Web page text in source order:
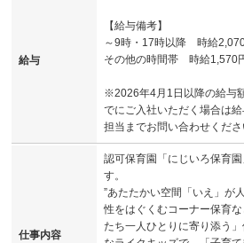
給与
【給与備考】
～9時・17時以降 時給
その他の時間帯 時給1,570
※2026年4月1日以降の給与
でにご入社いただく場合は
担当までお問い合わせくださ
仕事内容
認可保育園「にじいろ保育
す。
”あたたかい空間「いえ」が
性をはぐくむコーナー保育
たち一人ひとりに寄り添う